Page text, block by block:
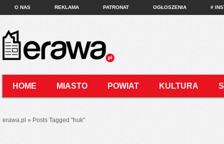
O NAS REKLAMA PATRONAT OGŁOSZENIA #
HOME MIASTO POWIAT KULTURA
erawa.pl » Posts Tagged "huk"